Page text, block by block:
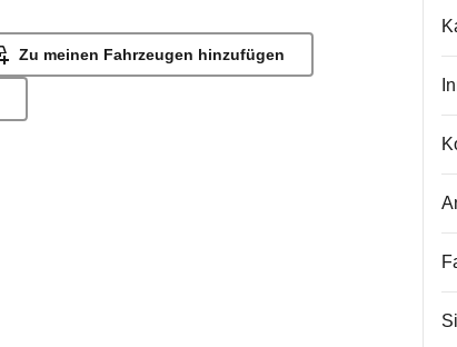
Zu meinen Fahrzeugen hinzufügen